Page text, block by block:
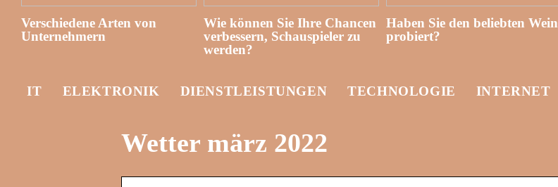
Verschiedene Arten von
Unternehmern
Wie können Sie Ihre Chancen
verbessern, Schauspieler zu
werden?
Haben Sie den beliebten Wein
probiert?
IT ELEKTRONIK DIENSTLEISTUNGEN TECHNOLOGIE INTERNET
Wetter märz 2022